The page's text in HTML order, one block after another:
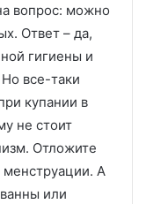
вопрос: можно
Ответ – да,
гигиены и
все-таки
купании в
не стоит
Отложите
А
или